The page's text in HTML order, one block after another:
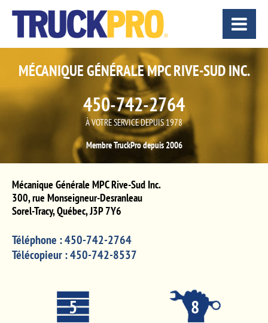
MÉCANIQUE GÉNÉRALE MPC RIVE-SUD INC.
450-742-2764
À VOTRE SERVICE DEPUIS 1978
Membre TruckPro depuis 2006
Mécanique Générale MPC Rive-Sud Inc.
300, rue Monseigneur-Desranleau
Sorel-Tracy,Québec,J3P 7Y6
Téléphone :450-742-2764
Télécopieur :450-742-8537
5 8